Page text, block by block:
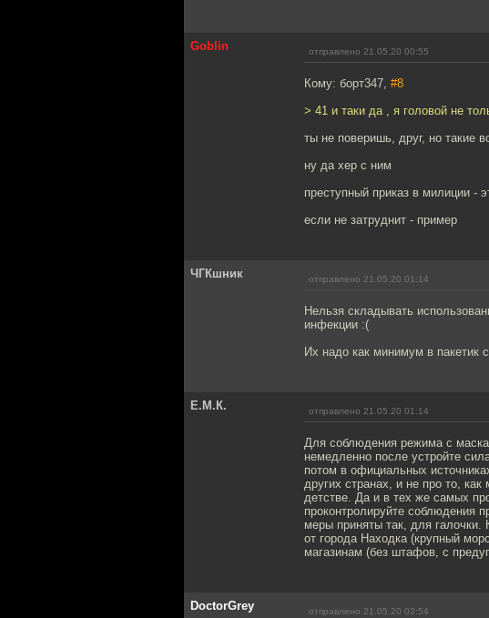
Goblin отправлено 21.05.20 00:55
Кому: борт347, #8
> 41 и таки да , я головой не
ты не поверишь, друг, но такие
ну да хер с ним
преступный приказ в милиции -
если не затруднит - пример
ЧГКшник отправлено 21.05.20 01:14
Нельзя складывать
инфекции :(
Их надо как минимум в пакетик
Е.М.К. отправлено 21.05.20 01:14
Для соблюдения режима с
немедленно после устройте
потом в официальных
других странах, и не про то,
детстве. Да и в тех же самых
проконтролируйте соблюдения
меры приняты так, для
от города Находка (крупный
магазинам (без штафов, с
DoctorGrey отправлено 21.05.20 03:54